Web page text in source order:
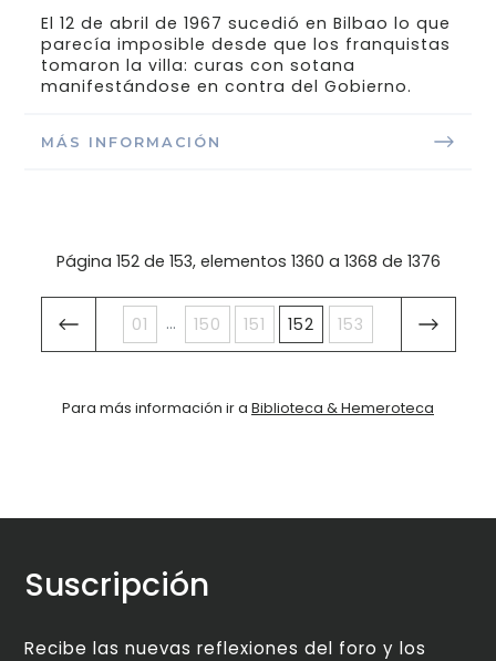
El 12 de abril de 1967 sucedió en Bilbao lo que
parecía imposible desde que los franquistas
tomaron la villa: curas con sotana
manifestándose en contra del Gobierno.
MÁS INFORMACIÓN
Página 152 de 153, elementos 1360 a 1368 de 1376
01 ... 150 151 152 153
Para más información ir a Biblioteca & Hemeroteca
Suscripción
Recibe las nuevas reflexiones del foro y los